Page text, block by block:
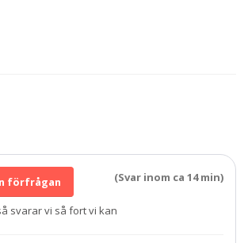
förfrågan (Svar inom ca 14 min)
svarar vi så fort vi kan